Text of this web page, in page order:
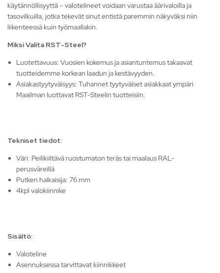
käytännöllisyyttä – valotelineet voidaan varustaa äärivaloilla ja
tasovilkuilla, jotka tekevät sinut entistä paremmin näkyväksi niin
liikenteessä kuin työmaallakin.
Miksi Valita RST-Steel?
Luotettavuus: Vuosien kokemus ja asiantuntemus takaavat
tuotteidemme korkean laadun ja kestävyyden.
Asiakastyytyväisyys: Tuhannet tyytyväiset asiakkaat ympäri
Maailman luottavat RST-Steelin tuotteisiin.
Tekniset tiedot:
Väri: Peilikiiltävä ruostumaton teräs tai maalaus RAL-
perusväreillä
Putken halkaisija: 76 mm
4kpl valokiinnike
Sisältö:
Valoteline
Asennuksessa tarvittavat kiinnikkeet